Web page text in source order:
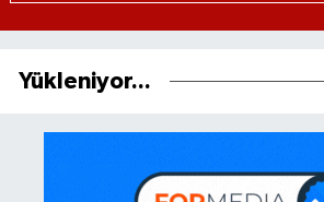
Yükleniyor...